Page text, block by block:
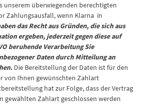
unserem überwiegenden berechtigten
Zahlungsausfall, wenn Klarna in
das Recht aus Gründen, die sich aus
ergeben, jederzeit gegen diese auf
beruhende Verarbeitung Sie
Daten durch Mitteilung an
Die Bereitstellung der Daten ist für den
von Ihnen gewünschten Zahlart
hat zur Folge, dass der Vertrag
gewählten Zahlart geschlossen werden